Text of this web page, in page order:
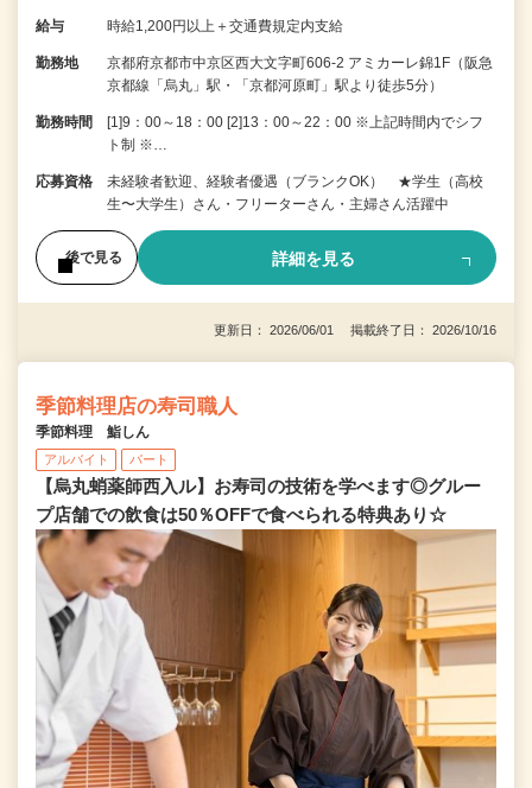
給与 時給1,200円以上＋交通費規定内支給
勤務地
京都府京都市中京区西大文字町606-2 アミカーレ錦1F（阪急
京都線「烏丸」駅・「京都河原町」駅より徒歩5分）
勤務時間
[1]9：00～18：00 [2]13：00～22：00 ※上記時間内でシフ
ト制 ※…
応募資格
未経験者歓迎、経験者優遇（ブランクOK） ★学生（高校
生〜大学生）さん・フリーターさん・主婦さん活躍中
後で見る 詳細を見る
更新日： 2026/06/01 掲載終了日： 2026/10/16
季節料理店の寿司職人
季節料理 鮨しん
アルバイト パート
【烏丸蛸薬師西入ル】お寿司の技術を学べます◎グルー
プ店舗での飲食は50％OFFで食べられる特典あり☆